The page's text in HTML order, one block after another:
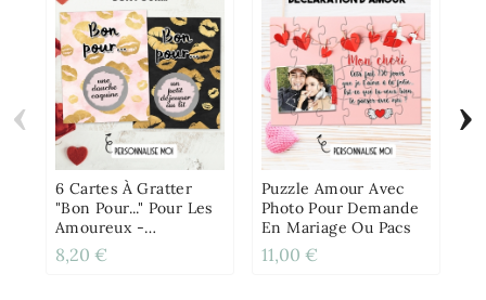
6 Cartes À Gratter
"Bon Pour..." Pour Les
Amoureux -
Personnalisable
8,20 €
Puzzle Amour Avec
Photo Pour Demande
En Mariage Ou Pacs
11,00 €
‹ ›